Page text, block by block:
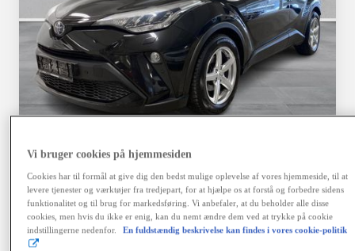
Toyota C-HR
Toyota C-HR 1B SUV 5-dørs 1.8 hybrid (122 hk) aut. gear C-LUB -
Herlev
HYBRID
Vi bruger cookies på hjemmesiden
Cookies har til formål at give dig den bedst mulige oplevelse af vores hjemmeside, til at
levere tjenester og værktøjer fra tredjepart, for at hjælpe os at forstå og forbedre sidens
funktionalitet og til brug for markedsføring. Vi anbefaler, at du beholder alle disse
cookies, men hvis du ikke er enig, kan du nemt ændre dem ved at trykke på cookie
indstillingerne nedenfor.
En fuldstændig beskrivelse kan findes i vores cookie-politik